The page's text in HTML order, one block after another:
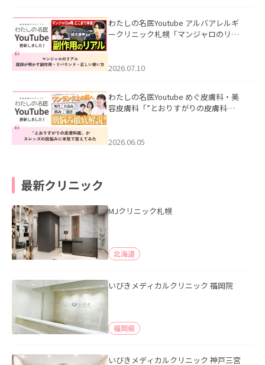
わたしの名医Youtube アルバアレルギ
ークリニック札幌「マンジャロのリア
た。
2026.07.10
わたしの名医Youtube めぐ皮膚科・美
容皮膚科「”とおりすがりの皮膚科
2026.06.05
最新クリニック
MJクリニック札幌
北海道
いびきメディカルクリニック 福岡院
福岡県
いびきメディカルクリニック 神戸三宮